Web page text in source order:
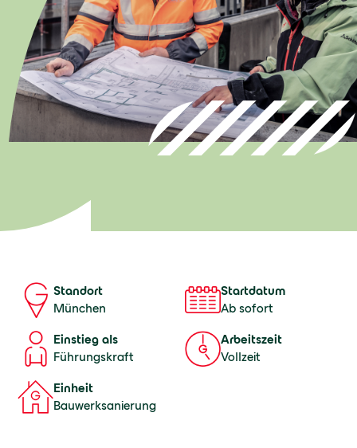
Standort
München
Startdatum
Ab sofort
Einstieg als
Führungskraft
Arbeitszeit
Vollzeit
Einheit
Bauwerksanierung